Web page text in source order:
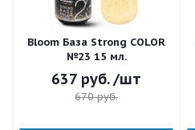
Bloom База Strong COLOR
№23 15 мл.
637 руб. /шт
670руб.